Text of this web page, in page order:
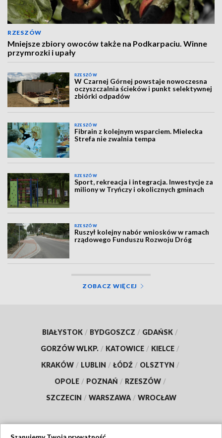
RZESZÓW
Mniejsze zbiory owoców także na Podkarpaciu. Winne
przymrozki i upały
RZESZÓW
W Czarnej Górnej powstaje nowoczesna
oczyszczalnia ścieków i punkt selektywnej
zbiórki odpadów
RZESZÓW
Fibrain z kolejnym wsparciem. Mielecka
Strefa nie zwalnia tempa
RZESZÓW
Sport, rekreacja i integracja. Inwestycje za
miliony w Tryńczy i okolicznych gminach
RZESZÓW
Ruszył kolejny nabór wniosków w ramach
rządowego Funduszu Rozwoju Dróg
ZOBACZ WIĘCEJ
BIAŁYSTOK / BYDGOSZCZ / GDAŃSK /
GORZÓW WLKP. / KATOWICE / KIELCE /
KRAKÓW / LUBLIN / ŁÓDŹ / OLSZTYN /
OPOLE / POZNAŃ / RZESZÓW /
SZCZECIN / WARSZAWA / WROCŁAW